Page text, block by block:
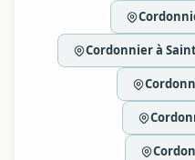
Cordonnier à